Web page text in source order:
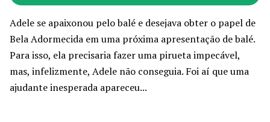
Adele se apaixonou pelo balé e desejava obter o papel de
Bela Adormecida em uma próxima apresentação de balé.
Para isso, ela precisaria fazer uma pirueta impecável,
mas, infelizmente, Adele não conseguia. Foi aí que uma
ajudante inesperada apareceu...